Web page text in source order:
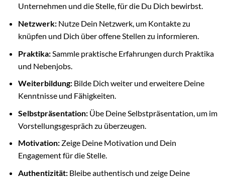
Unternehmen und die Stelle, für die Du Dich bewirbst.
Netzwerk:Nutze Dein Netzwerk, um Kontakte zu
knüpfen und Dich über offene Stellen zu informieren.
Praktika:Sammle praktische Erfahrungen durch Praktika
und Nebenjobs.
Weiterbildung:Bilde Dich weiter und erweitere Deine
Kenntnisse und Fähigkeiten.
Selbstpräsentation:Übe Deine Selbstpräsentation, um im
Vorstellungsgespräch zu überzeugen.
Motivation:Zeige Deine Motivation und Dein
Engagement für die Stelle.
Authentizität:Bleibe authentisch und zeige Deine